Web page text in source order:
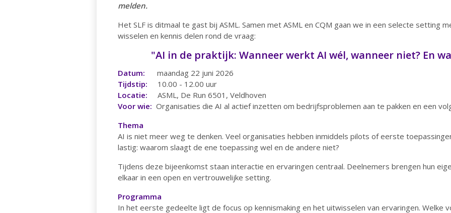
melden.
Het SLF is ditmaal te gast bij ASML. Samen met ASML en CQM gaan we in een selecte setting
wisselen en kennis delen rond de vraag:
"AI in de praktijk: Wanneer werkt AI wél, wanneer niet? En
Datum: maandag 22 juni 2026
Tijdstip:
10.00 - 12.00 uur
Locatie: ASML, De Run 6501, Veldhoven
Voor wie: Organisaties die AI al actief inzetten om bedrijfsproblemen aan te pakken en een
Thema
AI is niet meer weg te denken. Veel organisaties hebben inmiddels pilots of eerste
lastig: waarom slaagt de ene toepassing wel en de andere niet?
Tijdens deze bijeenkomst staan interactie en ervaringen centraal. Deelnemers brengen hun
elkaar in een open en vertrouwelijke setting.
Programma
In het eerste gedeelte ligt de focus op kennismaking en het uitwisselen van ervaringen. Welke